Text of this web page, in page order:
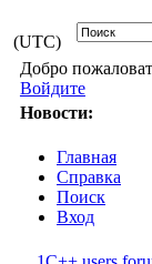
(UTC)
Добро
Войдите
Новости:
Главная
Справка
Поиск
Вход